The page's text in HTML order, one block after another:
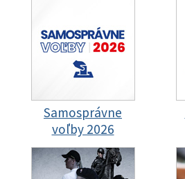
Samosprávne
voľby 2026